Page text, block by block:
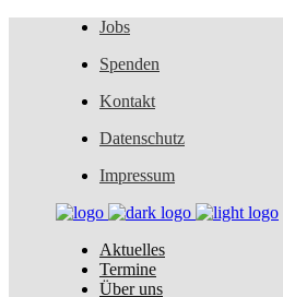
Jobs
Spenden
Kontakt
Datenschutz
Impressum
Aktuelles
Termine
Über uns